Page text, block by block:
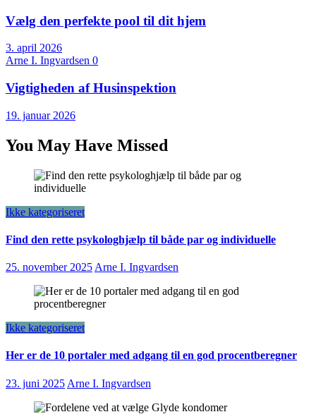
Vælg den perfekte pool til dit hjem
3. april 2026
Arne I. Ingvardsen 0
Vigtigheden af Husinspektion
19. januar 2026
You May Have Missed
Ikke kategoriseret
Find den rette psykologhjælp til både par og individuelle
25. november 2025 Arne I. Ingvardsen
Ikke kategoriseret
Her er de 10 portaler med adgang til en god procentberegner
23. juni 2025 Arne I. Ingvardsen